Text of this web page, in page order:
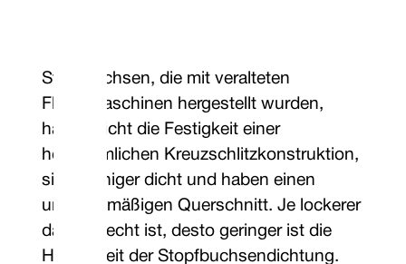
Stopfbuchsen, die mit veralteten
Flechtmaschinen hergestellt wurden,
haben nicht die Festigkeit einer
herkömmlichen Kreuzschlitzkonstruktion,
sind weniger dicht und haben einen
ungleichmäßigen Querschnitt. Je lockerer
das Geflecht ist, desto geringer ist die
Haltbarkeit der Stopfbuchsendichtung.